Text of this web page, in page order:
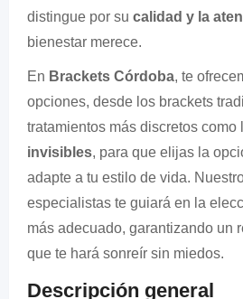
distingue por su calidad y la
bienestar merece.
En Brackets Córdoba, te
opciones, desde los brackets
tratamientos más discretos como
invisibles, para que elijas la
adapte a tu estilo de vida.
especialistas te guiará en la
más adecuado, garantizando un
que te hará sonreír sin miedos.
Descripción general